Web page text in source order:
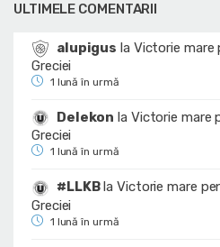
ULTIMELE COMENTARII
alupigus la Victorie mare
Greciei
1 lună în urmă
Delekon la Victorie mare
Greciei
1 lună în urmă
#LLKBlaVictorie mare
Greciei
1 lună în urmă